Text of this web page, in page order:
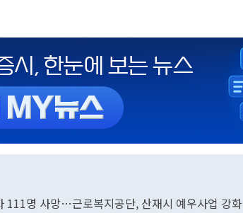
111명 사망…근로복지공단, 산재시 예우사업 강화